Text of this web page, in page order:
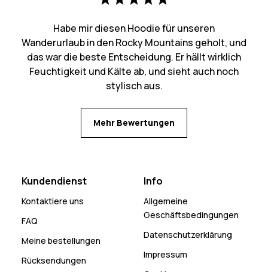
Habe mir diesen Hoodie für unseren
Wanderurlaub in den Rocky Mountains geholt, und
das war die beste Entscheidung. Er hällt wirklich
Feuchtigkeit und Kälte ab, und sieht auch noch
stylisch aus.
Mehr Bewertungen
Kundendienst
Kontaktiere uns
FAQ
Meine bestellungen
Rücksendungen
Info
Allgemeine
Geschäftsbedingungen
Datenschutzerklärung
Impressum